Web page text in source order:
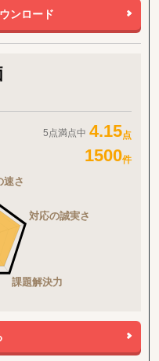
ンロード
5点満点中 4.15点
1500件